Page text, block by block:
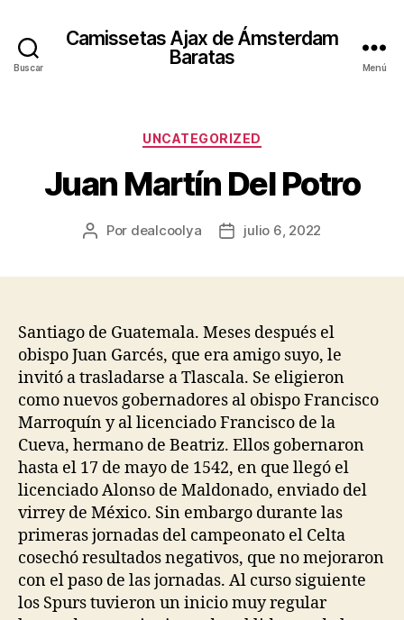
Buscar
Camissetas Ajax de Ámsterdam
Baratas
Menú
Categorías
UNCATEGORIZED
Juan Martín Del Potro
Autor
Por dealcoolya
Fechajulio 6, 2022
Santiago de Guatemala. Meses después el
obispo Juan Garcés, que era amigo suyo, le
invitó a trasladarse a Tlascala. Se eligieron
como nuevos gobernadores al obispo Francisco
Marroquín y al licenciado Francisco de la
Cueva, hermano de Beatriz. Ellos gobernaron
hasta el 17 de mayo de 1542, en que llegó el
licenciado Alonso de Maldonado, enviado del
virrey de México. Sin embargo durante las
primeras jornadas del campeonato el Celta
cosechó resultados negativos, que no mejoraron
con el paso de las jornadas. Al curso siguiente
los Spurs tuvieron un inicio muy regular